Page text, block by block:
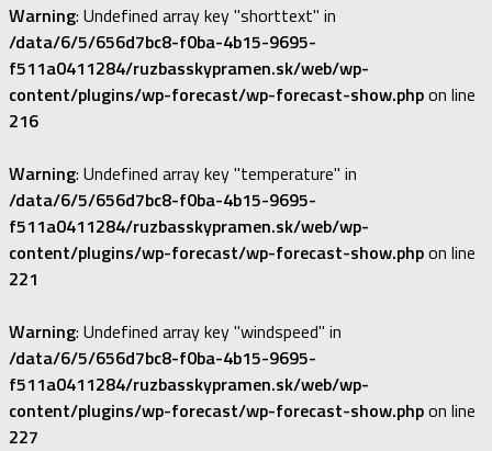
Warning: Undefined array key "shorttext" in
/data/6/5/656d7bc8-f0ba-4b15-9695-
f511a0411284/ruzbasskypramen.sk/web/wp-
content/plugins/wp-forecast/wp-forecast-show.phpon line
216
Warning: Undefined array key "temperature" in
/data/6/5/656d7bc8-f0ba-4b15-9695-
f511a0411284/ruzbasskypramen.sk/web/wp-
content/plugins/wp-forecast/wp-forecast-show.phpon line
221
Warning: Undefined array key "windspeed" in
/data/6/5/656d7bc8-f0ba-4b15-9695-
f511a0411284/ruzbasskypramen.sk/web/wp-
content/plugins/wp-forecast/wp-forecast-show.phpon line
227